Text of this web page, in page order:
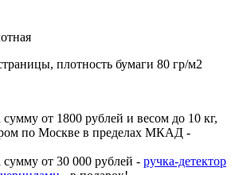
плотность бумаги 80 гр/м2
от 1800 рублей и весом до 10 кг,
по Москве в пределах МКАД -
от 30 000 рублей - ручка-детектор